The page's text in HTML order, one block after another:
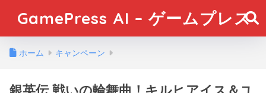
GamePress AI – ゲームプレス
ホーム キャンペーン